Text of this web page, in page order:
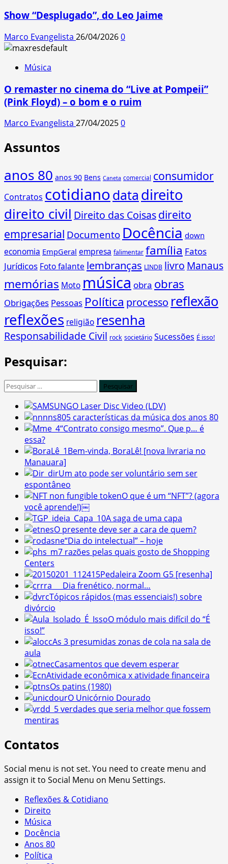
Show “Desplugado”, do Leo Jaime
Marco Evangelista 26/04/20260
Música
O remaster no cinema do “Live at Pompeii”
(Pink Floyd) – o bom e o ruim
Marco Evangelista 27/04/20250
Assuntos
anos 80 anos 90 Bens Caneta comercial consumidor
Contratos cotidianodata direito
direito civil Direito das Coisasdireito
empresarial Documento Docência down
economia EmpGeral empresa falimentar família Fatos
Jurídicos Foto falante lembranças LINDB livro Manaus
memórias Moto música obra obras
Obrigações Pessoas Política processo reflexão
reflexões religião resenha
Responsabilidade Civil rock societário Sucessões É isso!
Pesquisar:
Pesquisar
O Laser Disc Video (LDV)
5 características da música dos anos 80
“Contrato consigo mesmo”. Que p… é
essa?
Bem-vinda, BoraLê! [nova livraria no
Manauara]
Um ato pode ser voluntário sem ser
espontâneo
O que é um “NFT”? (agora
você aprende!)￼
A saga de uma capa
O presente deve ser a cara de quem?
“Dia do intelectual” – hoje
7 razões pelas quais gosto de Shopping
Centers
Pedaleira Zoom G5 [resenha]
Dia frenético, normal…
Tópicos rápidos (mas essenciais!) sobre
divórcio
O módulo mais difícil do “É
isso!”
As 3 presumidas zonas de cola na sala de
aula
Casamentos que devem esperar
Atividade econômica x atividade financeira
Os patins (1980)
O Unicórnio Dourado
5 verdades que seria melhor que fossem
mentiras
Contatos
Social menu is not set. You need to create menu and
assign it to Social Menu on Menu Settings.
Reflexões & Cotidiano
Direito
Música
Docência
Anos 80
Política